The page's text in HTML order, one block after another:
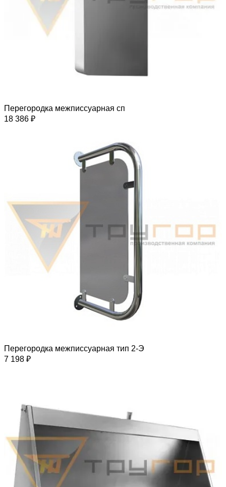
Перегородка межписсуарная сп
18 386 ₽
Перегородка межписсуарная тип 2-Э
7 198 ₽